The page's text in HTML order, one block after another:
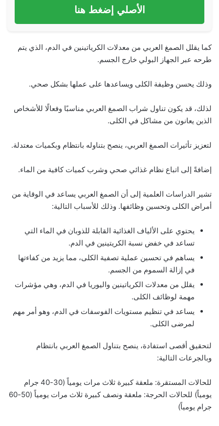
الأصلي إضغط هنا
كما يقلل الصمغ العربي من معدلات الكرياتينين في الدم، الذي يتم
طرحه عبر الجهاز البولي خارج الجسم.
وذلك يحسن وظيفة الكلى ويساعدها على عملها بشكل صحي.
لذلك، قد يكون تناول شراب الصمغ العربي مناسبًا وفعالًا للأشخاص
الذين يعانون من مشاكل في الكلى.
لتعزيز تأثيرات الصمغ العربي، ينصح بتناوله بانتظام وبكميات معتدلة.
إضافةً إلى اتباع نظام غذائي صحي وشرب كميات كافية من الماء.
تشير الدراسات العلمية إلى أن الصمغ العربي يساعد في الوقاية من
أمراض الكلى وتحسين وظائفها. وذلك للأسباب التالية:
يحتوي على الألياف الغذائية القابلة للذوبان في الماء التي
تساعد في خفض نسبة الكريتينين في الدم.
يساهم في تحسين عملية تصفية الكلى، مما يزيد من كفاءتها
في إزالة السموم من الجسم.
يقلل من معدلات الكرياتينين واليوريا في الدم، وهي مؤشرات
مهمة لوظائف الكلى.
يساعد في تنظيم مستويات الفوسفات في الدم، وهو أمر مهم
لمرضى الكلى.
لتحقيق أقصى استفادة، ينصح بتناول الصمغ العربي بانتظام
وبالجرعات التالية:
للحالات المستقرة: ملعقة كبيرة ثلاث مرات يومياً (30-40 جرام
يومياً) للحالات الحرجة: ملعقة ونصف كبيرة ثلاث مرات يومياً (50-60
جرام يومياً)